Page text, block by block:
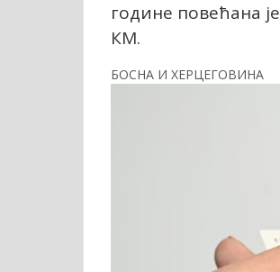
године повећана
КМ.
БОСНА И ХЕРЦЕГОВИНА